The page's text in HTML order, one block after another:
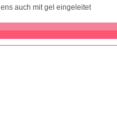
auch mit gel eingeleitet